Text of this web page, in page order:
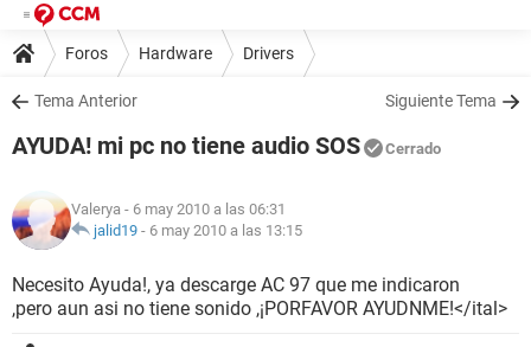
Foros Hardware Drivers
Tema Anterior Siguiente Tema
AYUDA! mi pc no tiene audio SOS Cerrado
Valerya - 6 may 2010 a las 06:31
jalid19 - 6 may 2010 a las 13:15
Necesito Ayuda!, ya descarge AC 97 que me indicaron
,pero aun asi no tiene sonido ,¡PORFAVOR AYUDNME!</ital>